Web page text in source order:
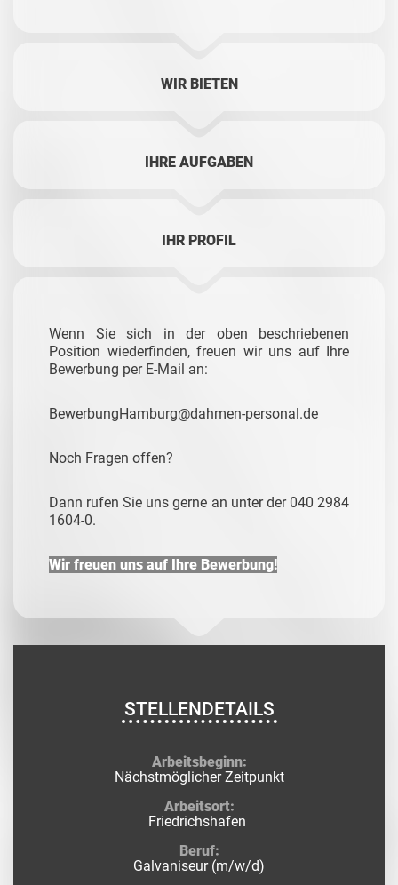
WIR BIETEN
IHRE AUFGABEN
IHR PROFIL
Wenn Sie sich in der oben beschriebenen
Position wiederfinden, freuen wir uns auf Ihre
Bewerbung per E-Mail an:
BewerbungHamburg@dahmen-personal.de
Noch Fragen offen?
Dann rufen Sie uns gerne an unter der 040 2984
1604-0.
Wir freuen uns auf Ihre Bewerbung!
STELLENDETAILS
Arbeitsbeginn:
Nächstmöglicher Zeitpunkt
Arbeitsort:
Friedrichshafen
Beruf:
Galvaniseur (m/w/d)